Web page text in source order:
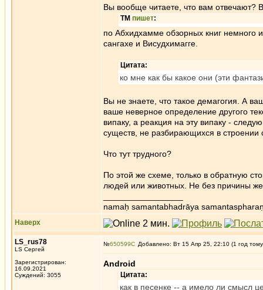
Вы вообще читаете, что вам отвечают?
ТМ пишет:
по Абхидхамме обзорных книг немного
сангахе и Висудхимагге.
Цитата:
ко мне как бы какое они (эти
Вы не знаете, что такое демагогия. А
ваше неверное определение другого
випаку, а реакция на эту випаку -
существ, не разбирающихся в строении
Что тут трудного?
По этой же схеме, только в обратную
людей или животных. Не без причины же
namaḥ samantabhadrāya
Наверх
LS_rus78
LS Сергей
Зарегистрирован:
16.09.2021
Суждений: 3055
№650599 Добавлено: Вт 15 Апр 25, 22:10 (1 год
Android
Цитата:
как в песенке -- а имело ли смысл